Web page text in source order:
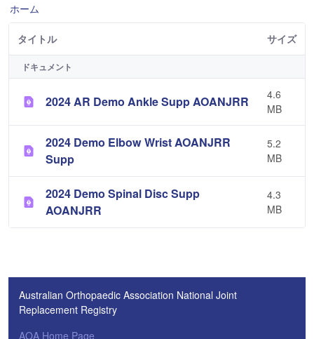
ホーム
タイトル サイズ
ドキュメント
2024 AR Demo Ankle Supp AOANJRR
4.6
MB
2024 Demo Elbow Wrist AOANJRR
Supp
5.2
MB
2024 Demo Spinal Disc Supp
AOANJRR
4.3
MB
Australian Orthopaedic Association National Joint
Replacement Registry
AOA Home Page